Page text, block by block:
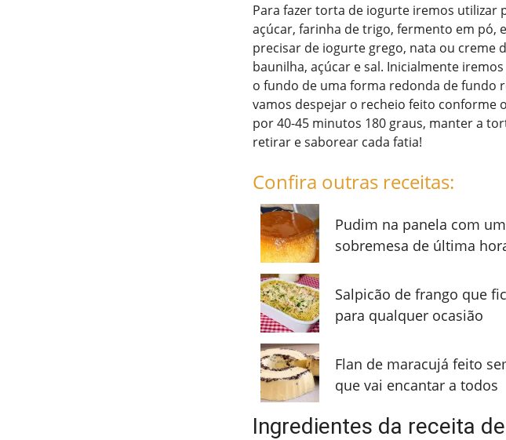
Para fazer torta de iogurte iremos utilizar
açúcar, farinha de trigo, fermento em pó,
precisar de iogurte grego, nata ou creme
baunilha, açúcar e sal. Inicialmente
o fundo de uma forma redonda de fundo
vamos despejar o recheio feito conforme
por 40-45 minutos 180 graus, manter a
retirar e saborear cada fatia!
Confira outras receitas:
Pudim na panela com
sobremesa de última
Salpicão de frango que
para qualquer ocasião
Flan de maracujá feito
que vai encantar a todos
Ingredientes da receita